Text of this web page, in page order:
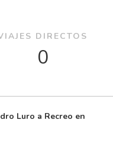
DIRECTOS
0
Luro a Recreo en